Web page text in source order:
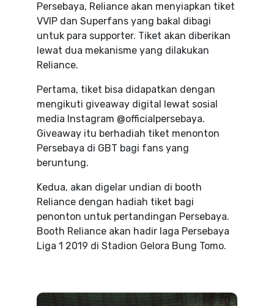
Persebaya, Reliance akan menyiapkan tiket
VVIP dan Superfans yang bakal dibagi
untuk para supporter. Tiket akan diberikan
lewat dua mekanisme yang dilakukan
Reliance.
Pertama, tiket bisa didapatkan dengan
mengikuti giveaway digital lewat sosial
media Instagram @officialpersebaya.
Giveaway itu berhadiah tiket menonton
Persebaya di GBT bagi fans yang
beruntung.
Kedua, akan digelar undian di booth
Reliance dengan hadiah tiket bagi
penonton untuk pertandingan Persebaya.
Booth Reliance akan hadir laga Persebaya
Liga 1 2019 di Stadion Gelora Bung Tomo.